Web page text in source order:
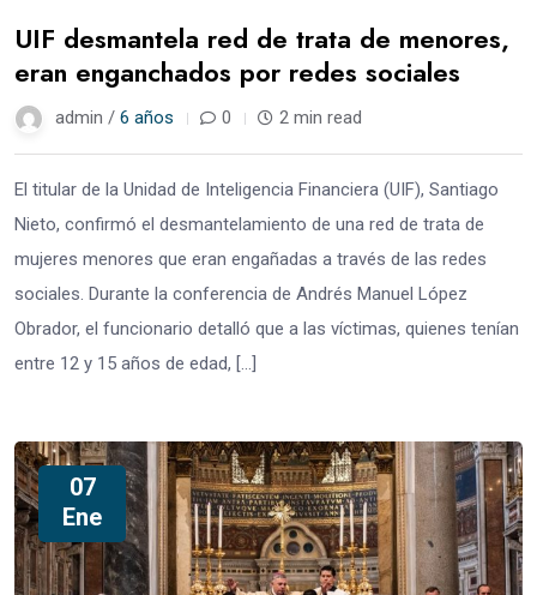
UIF desmantela red de trata de menores,
eran enganchados por redes sociales
admin / 6 años 0 2 min read
El titular de la Unidad de Inteligencia Financiera (UIF), Santiago
Nieto, confirmó el desmantelamiento de una red de trata de
mujeres menores que eran engañadas a través de las redes
sociales. Durante la conferencia de Andrés Manuel López
Obrador, el funcionario detalló que a las víctimas, quienes tenían
entre 12 y 15 años de edad, […]
07
Ene